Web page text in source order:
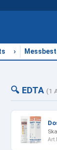
›
🔍 EDTA (1